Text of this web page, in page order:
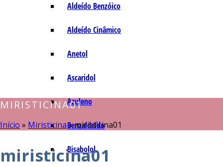
Aldeído Benzóico
Aldeído Cinâmico
Anetol
Ascaridol
Azuleno
Benzaldeído
Bisabolol
MIRISTICINA01
Início » Miristicina»miristicina01
miristicina01